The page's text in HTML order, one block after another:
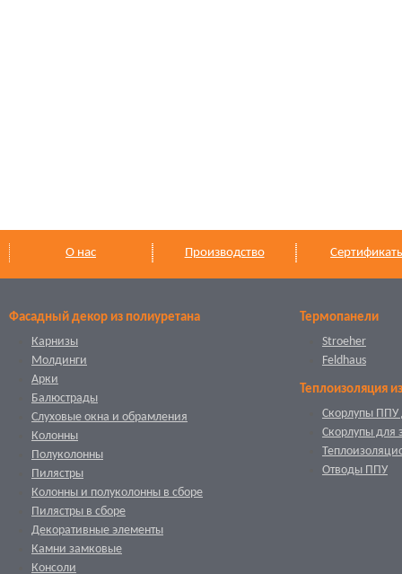
О нас Производство
Фасадный декор из полиуретана
Карнизы
Молдинги
Арки
Балюстрады
Слуховые окна и обрамления
Колонны
Полуколонны
Пилястры
Колонны и полуколонны в сборе
Пилястры в сборе
Декоративные элементы
Камни замковые
Консоли
Термопанели
Stroeher
Feldhaus
Теплоизоляция
Скорлупы ППУ
Скорлупы для
Отводы ППУ